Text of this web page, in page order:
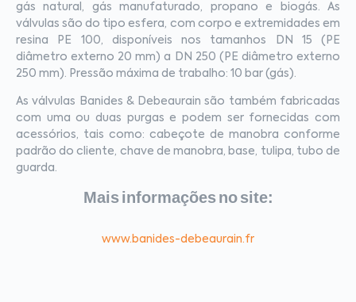
gás natural, gás manufaturado, propano e biogás. As
válvulas são do tipo esfera, com corpo e extremidades em
resina PE 100, disponíveis nos tamanhos DN 15 (PE
diâmetro externo 20 mm) a DN 250 (PE diâmetro externo
250 mm). Pressão máxima de trabalho: 10 bar (gás).
As válvulas Banides & Debeaurain são também fabricadas
com uma ou duas purgas e podem ser fornecidas com
acessórios, tais como: cabeçote de manobra conforme
padrão do cliente, chave de manobra, base, tulipa, tubo de
guarda.
Mais informações no site:
www.banides-debeaurain.fr